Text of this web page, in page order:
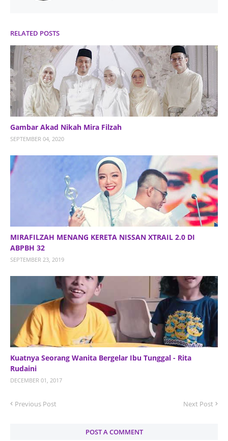
RELATED POSTS
Gambar Akad Nikah Mira Filzah
SEPTEMBER 04, 2020
MIRAFILZAH MENANG KERETA NISSAN XTRAIL 2.0 DI
ABPBH 32
SEPTEMBER 23, 2019
Kuatnya Seorang Wanita Bergelar Ibu Tunggal - Rita
Rudaini
DECEMBER 01, 2017
Previous Post Next Post
POST A COMMENT